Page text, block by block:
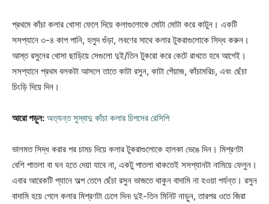
প্রথমে কাঁচা কলার খোসা ফেলে দিয়ে কলাগুলোকে মোটা মোটা করে কাটুন। একটি
সসপ্যানে ৩-৪ কাপ পানি, হলুদ গুঁড়া, লবণের সাথে কলার টুকরাগুলোকে সিদ্ধ করুন।
আস্ত রসুনের খোসা ছাড়িয়ে সেগুলো দুই/তিন টুকরো করে কেটে রাখতে হবে আগেই।
সসপ্যানে প্রথম বলকটা আসলে তাতে কাটা রসুন, কাটা পেঁয়াজ, কাঁচামরিচ, এবং ছেঁচা
চিংড়ি দিয়ে দিন।
আরো পড়ুন: অত্যন্ত সুস্বাদু কাঁচা কলার চিপসের রেসিপি
ভালমত সিদ্ধ করার পর চামচ দিয়ে কলার টুকরাগুলোকে হালকা ভেঙে দিন। মিশ্রণটা
বেশি পাতলা বা ঘন হতে দেয়া যাবে না, একটু পাতলা থাকতেই সসপ্যানটা নামিয়ে ফেলুন।
এবার আরেকটি প্যানে অল্প তেলে ছেঁচা রসুন ভাজতে থাকুন বাদামি না হওয়া পর্যন্ত। রসুন
বাদামি হয়ে গেলে কলার মিশ্রণটা ঢেলে দিন৷ দুই-তিন মিনিট নাড়ুন, তারপর ওতে জিরা